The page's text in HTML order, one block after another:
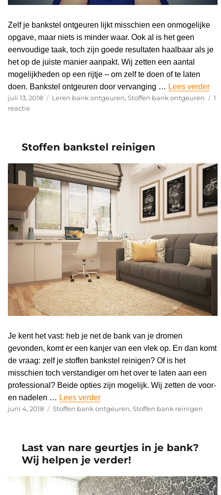
Zelf je bankstel ontgeuren lijkt misschien een onmogelijke
opgave, maar niets is minder waar. Ook al is het geen
eenvoudige taak, toch zijn goede resultaten haalbaar als je
het op de juiste manier aanpakt. Wij zetten een aantal
mogelijkheden op een rijtje – om zelf te doen of te laten
doen. Bankstel ontgeuren door vervanging … Lees verder
Geplaatst
op
juli 13, 2018 Categorieën
Leren bank ontgeuren, Stoffen bank ontgeuren
1
reactieop
Weg
vieze
geurtjes!
Stoffen bankstel reinigen
Je kent het vast: heb je net de bank van je dromen
gevonden, komt er een kanjer van een vlek op. En dan komt
de vraag: zelf je stoffen bankstel reinigen? Of is het
misschien toch verstandiger om het over te laten aan een
professional? Beide opties zijn mogelijk. Wij zetten de voor-
en nadelen … Lees verder“Stoffen bankstel reinigen”
Geplaatst
juni 4, 2018 Categorieën
Stoffen bank ontgeuren, Stoffen bank reinigen
Last van nare geurtjes in je bank?
Wij helpen je verder!